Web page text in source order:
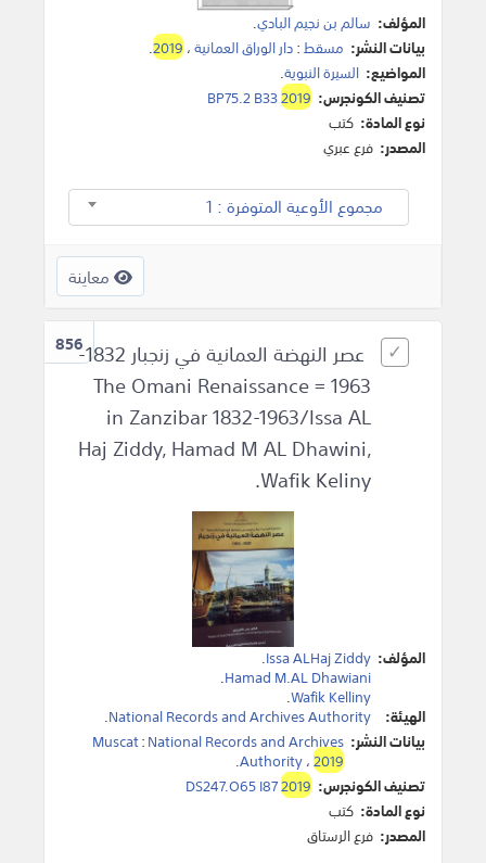
المؤلف: سالم بن نجيم البادي.
بيانات النشر: مسقط:دار الوراق العمانية،2019
.
المواضيع: السيرة النبوية.
تصنيف الكونجرس:
BP75.2 B332019
نوع المادة: كتب
المصدر: فرع عبري
مجموع الأوعية المتوفرة : 1
معاينة
856عصر النهضة العمانية في زنجبار 1832-
1963 = The Omani Renaissance
in Zanzibar 1832-1963/Issa AL
Haj Ziddy, Hamad M AL Dhawini,
Wafik Keliny.
المؤلف: Issa ALHaj Ziddy
.
Hamad M.AL Dhawiani
.
Wafik Kelliny
.
الهيئة: National Records and Archives Authority
.
بيانات النشر:
Muscat:National Records and Archives
Authority،2019
.
تصنيف الكونجرس:
DS247.O65 I872019
نوع المادة: كتب
المصدر: فرع الرستاق